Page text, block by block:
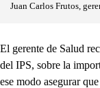
Juan Carlos Frutos,
El gerente de Salud
del IPS, sobre la
ese modo asegurar